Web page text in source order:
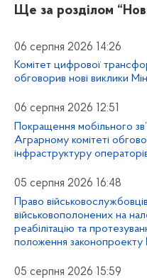
Ще за розділом
06 серпня 2026 14:26
Комітет цифрової
обговорив нові виклики
06 серпня 2026 12:51
Покращення мобільного
Аграрному комітеті
інфраструктуру
05 серпня 2026 16:48
Право
військовополонених на
реабілітацію та
положення
05 серпня 2026 15:59